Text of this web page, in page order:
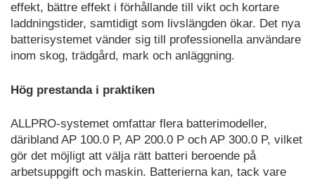
effekt, bättre effekt i förhållande till vikt och kortare
laddningstider, samtidigt som livslängden ökar. Det nya
batterisystemet vänder sig till professionella användare
inom skog, trädgård, mark och anläggning.
Hög prestanda i praktiken
ALLPRO-systemet omfattar flera batterimodeller,
däribland AP 100.0 P, AP 200.0 P och AP 300.0 P, vilket
gör det möjligt att välja rätt batteri beroende på
arbetsuppgift och maskin. Batterierna kan, tack vare